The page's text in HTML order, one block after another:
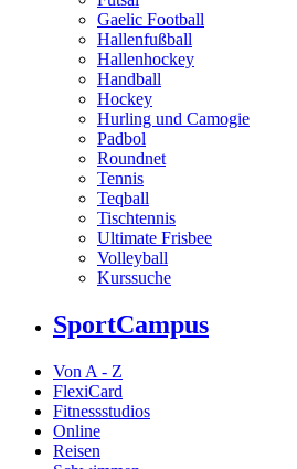
Gaelic Football
Hallenfußball
Hallenhockey
Handball
Hockey
Hurling und Camogie
Padbol
Roundnet
Tennis
Teqball
Tischtennis
Ultimate Frisbee
Volleyball
Kurssuche
SportCampus
Von A - Z
FlexiCard
Fitnessstudios
Online
Reisen